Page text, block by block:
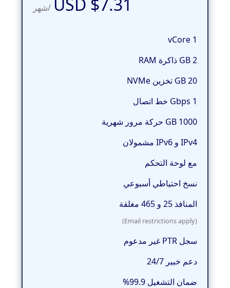
/شهر
1 vCore
2 GB ذاكرة RAM
20 GB تخزين NVMe
1 Gbps خط اتصال
1000 GB حركة مرور شهرية
IPv4 و IPv6 مشمولان
مع لوحة التحكم
نسخ احتياطي أسبوعي
المنافذ 25 و 465 مغلقة
(Email restrictions apply)
سجل PTR غير مدعوم
دعم خبير 24/7
ضمان التشغيل 99.9%